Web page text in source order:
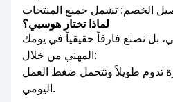
الخصم: تشمل جميع المنتجات
لماذا تختار هوسبي؟
بل نصنع فارقاً حقيقياً في يومك
المهني من خلال:
تدوم طويلاً وتتحمل ضغط العمل
اليومي.